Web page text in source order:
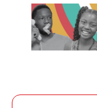
Previous